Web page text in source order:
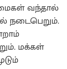
வந்தால்
நடைபெறும்.
மக்கள்